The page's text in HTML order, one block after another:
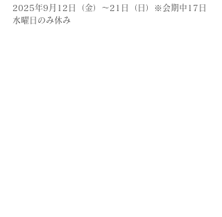
2025年9月12日（金）〜21日（日）※会期中17日
水曜日のみ休み